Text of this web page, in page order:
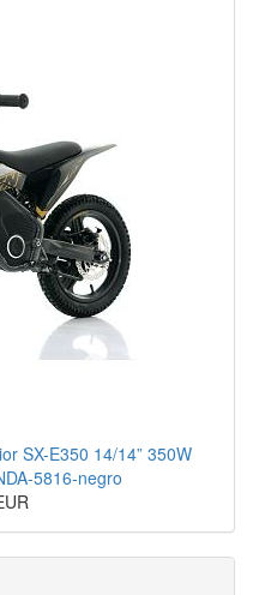
SX-E350 14/14” 350W
5816-negro